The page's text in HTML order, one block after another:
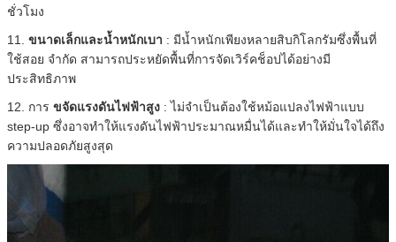
ชั่วโมง
11. ขนาดเล็กและน้ำหนักเบา : มีน้ำหนักเพียงหลายสิบกิโลกรัมซึ่งพื้นที่
ใช้สอย จำกัด สามารถประหยัดพื้นที่การจัดเวิร์คช็อปได้อย่างมี
ประสิทธิภาพ
12. การ ขจัดแรงดันไฟฟ้าสูง : ไม่จำเป็นต้องใช้หม้อแปลงไฟฟ้าแบบ
step-up ซึ่งอาจทำให้แรงดันไฟฟ้าประมาณหมื่นได้และทำให้มั่นใจได้ถึง
ความปลอดภัยสูงสุด